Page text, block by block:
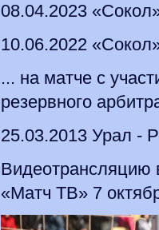
08.04.2023
10.06.2022
... на матче с
резервного
25.03.2013 Урал -
Видеотрансляцию
«Матч ТВ» 7